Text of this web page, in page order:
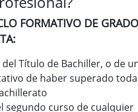
FORMATIVO DE GRADO
Título de Bachiller, o de
de haber superado
segundo curso de cualquier